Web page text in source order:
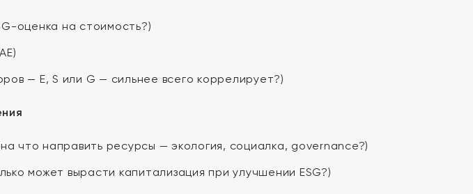
оценка на стоимость?)
— E, S или G — сильнее всего коррелирует?)
что направить ресурсы — экология, социалка, governance?)
может вырасти капитализация при улучшении ESG?)